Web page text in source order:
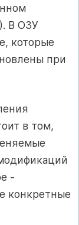
В ОЗУ
которые
при
в том,
-
конкретные